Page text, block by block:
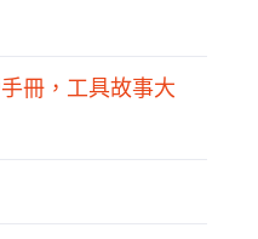
冊，工具故事大